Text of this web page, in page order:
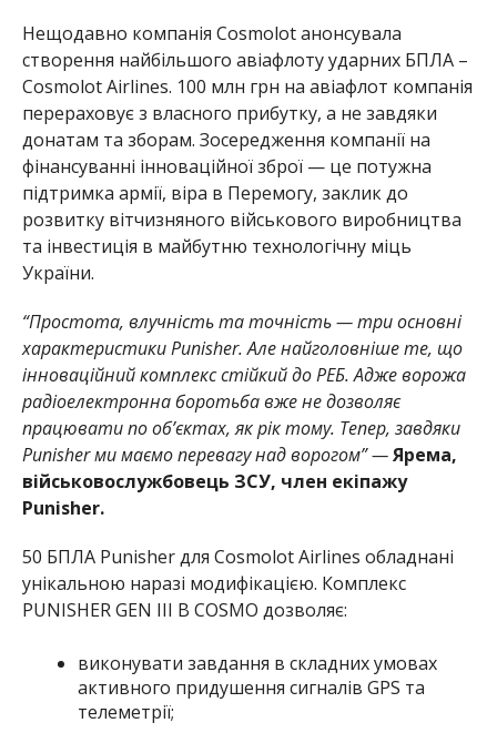
Нещодавно компанія Cosmolot анонсувала
створення найбільшого авіафлоту ударних БПЛА –
Cosmolot Airlines. 100 млн грн на авіафлот компанія
перераховує з власного прибутку, а не завдяки
донатам та зборам. Зосередження компанії на
фінансуванні інноваційної зброї — це потужна
підтримка армії, віра в Перемогу, заклик до
розвитку вітчизняного військового виробництва
та інвестиція в майбутню технологічну міць
України.
“Простота, влучність та точність — три основні
характеристики Punisher. Але найголовніше те, що
інноваційний комплекс стійкий до РЕБ. Адже ворожа
радіоелектронна боротьба вже не дозволяє
працювати по об’єктах, як рік тому. Тепер, завдяки
Punisher ми маємо перевагу над ворогом” —Ярема,
військовослужбовець ЗСУ, член екіпажу
Punisher.
50 БПЛА Punisher для Cosmolot Airlines обладнані
унікальною наразі модифікацією. Комплекс
PUNISHER GEN III B COSMO дозволяє:
виконувати завдання в складних умовах
активного придушення сигналів GPS та
телеметрії;